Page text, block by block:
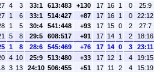
4 3 33:1 613:483 +130 17 16 1 0 25:9
1 6 33:1 514:427 +87 17 16 1 0 22:12
1 5 30:4 541:448 +93 17 15 0 2 27:7
5 8 29:5 608:517 +91 17 14 1 2 18:16
1 8 28:6 545:469 +76 17 14 0 3 23:11
4 10 25:9 513:480 +33 17 12 1 4 19:15
3 13 24:10 506:455 +51 17 11 2 4 15:19